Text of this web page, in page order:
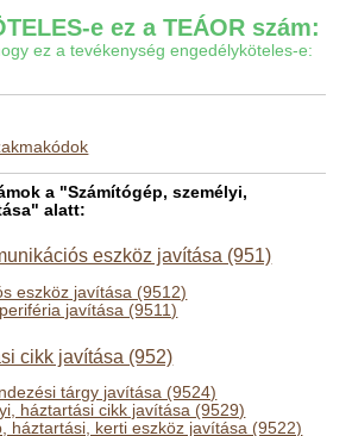
e ez a TEÁOR szám:
ez a tevékenység engedélyköteles-e:
a "Számítógép, személyi,
alatt:
eszköz javítása (951)
eszköz javítása (9512)
javítása (9511)
cikk javítása (952)
tárgy javítása (9524)
háztartási cikk javítása (9529)
háztartási, kerti eszköz javítása (9522)